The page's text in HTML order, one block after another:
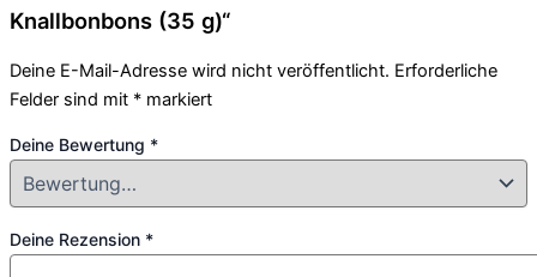
Knallbonbons (35 g)“
Deine E-Mail-Adresse wird nicht veröffentlicht. Erforderliche
Felder sind mit * markiert
Deine Bewertung *
Deine Rezension *